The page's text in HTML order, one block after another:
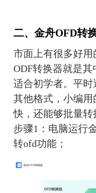
二、金舟OFD转
市面上有很多好用
ODF转换器就是其
适合初学者。平时
其他格式，小编
快，还能够批量转
步骤1：电脑运行
转ofd功能；